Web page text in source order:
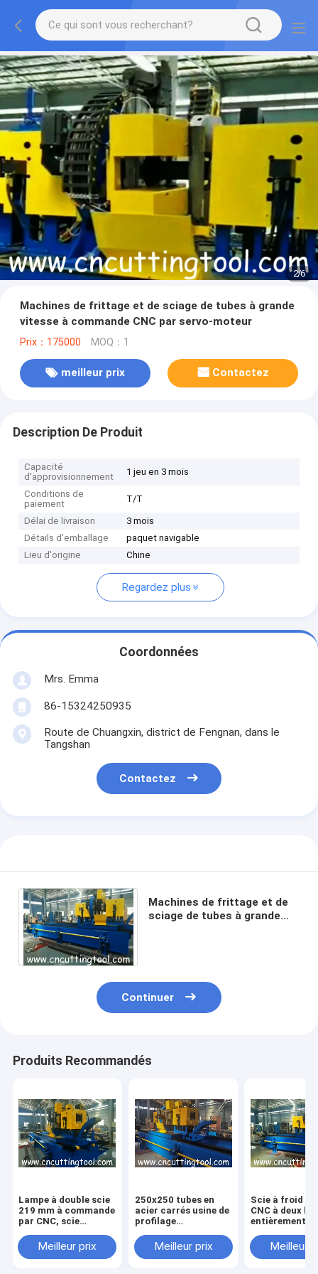
2/6
Machines de frittage et de sciage de tubes à grande
vitesse à commande CNC par servo-moteur
Prix：175000 MOQ：1
meilleur prix Contactez
Description De Produit
Capacité
d'approvisionnement
1 jeu en 3 mois
Conditions de
paiement
T/T
Délai de livraison
3 mois
Détails d'emballage
paquet navigable
Lieu d'origine
Chine
Regardez plus
Coordonnées
Mrs. Emma
86-15324250935
Route de Chuangxin, district de Fengnan, dans le
Tangshan
Contactez
Machines de frittage et de
sciage de tubes à grande
Continuer
Produits Recommandés
Lampe à double scie
219 mm à commande
par CNC, scie
fraisage coupée à
froid
Meilleur prix
250x250 tubes en
acier carrés usine de
profilage
froid volante
Meilleur prix
Scie à froid
CNC à deux
entièrement
tube de grand
diamètre
Meilleur